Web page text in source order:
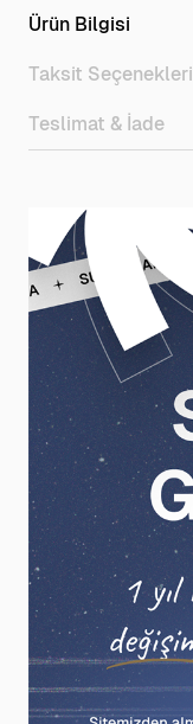
Ürün Bilgisi
Taksit Seçenekleri
Teslimat & İade